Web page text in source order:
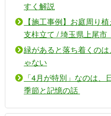
すく解説
【施工事例】お庭周り
支柱立て / 埼玉県上尾
緑があると落ち着くのは
ゃない
「4月が特別」なのは、
季節と記憶の話